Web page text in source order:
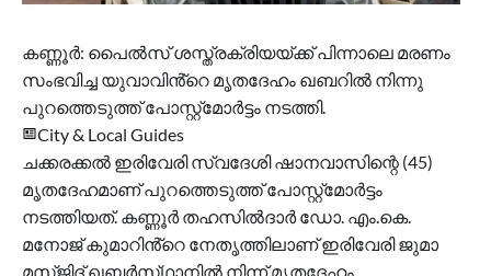
കണ്ണൂർ: പൈല്‍സ് ശസ്ത്രക്രിയയ്ക്ക് പിന്നാലെ മരണം
സംഭവിച്ച യുവാവിൻ്റെ മൃതദേഹം ഖബറില്‍ നിന്നു
പുറത്തെടുത്ത് പോസ്റ്റ്‌മോർട്ടം നടത്തി.
City & Local Guides
ചക്കരക്കല്‍ ഇരിവേരി സ്വദേശി ഷാനവാസിന്റെ (45)
മൃതദേഹമാണ് പുറത്തെടുത്ത് പോസ്റ്റ‌്മോർട്ടം
നടത്തിയത്. കണ്ണൂർ തഹസില്‍ദാർ ഡോ. എം.കെ.
മനോജ് കുമാറിൻ്റെ നേതൃത്തിലാണ് ഇരിവേരി ജുമാ
മസ്‌ജിദ് ഖബർസ്‌ഥാനില്‍ നിന്ന് മൃതദേഹം